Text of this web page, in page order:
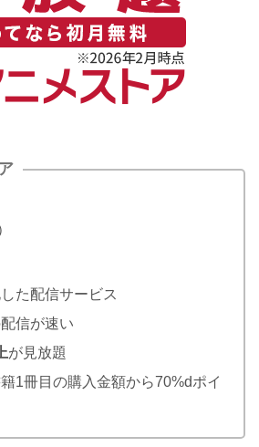
た配信サービス
信が速い
が見放題
1冊目の購入金額から70%dポイ